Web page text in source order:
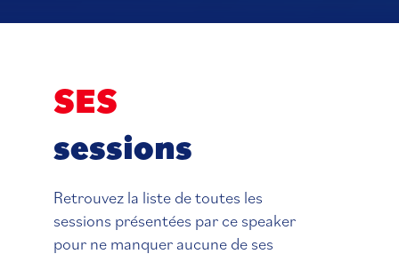
SES
sessions
Retrouvez la liste de toutes les
sessions présentées par ce speaker
pour ne manquer aucune de ses